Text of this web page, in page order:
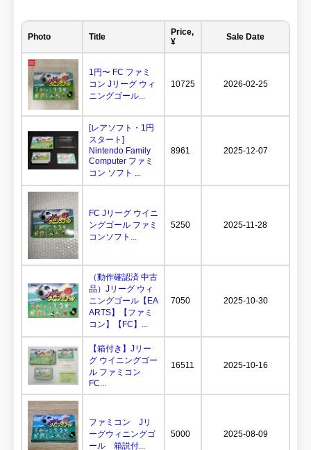
Photo Title
Price,
¥
Sale Date
1円〜 FC ファミ
コン Jリーグ ウィ
ニングゴール...
10725 2026-02-25
[レアソフト・1円
スタート]
Nintendo Family
Computer ファミ
コン ソフト ...
8961 2025-12-07
FC Jリーグ ウイニ
ングゴール ファミ
コンソフト...
5250 2025-11-28
（動作確認済 中古
品）Jリーグ ウィ
ニングゴール【EA
ARTS】【ファミ
コン】【FC】...
7050 2025-10-30
【箱付き】Jリー
グ ウイニングゴー
ル ファミコン
FC...
16511 2025-10-16
ファミコン Jリ
ーグウィニングゴ
ール 箱説付...
5000 2025-08-09